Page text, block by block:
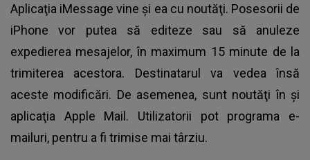
Aplicaţia iMessage vine şi ea cu noutăţi. Posesorii de
iPhone vor putea să editeze sau să anuleze
expedierea mesajelor, în maximum 15 minute de la
trimiterea acestora. Destinatarul va vedea însă
aceste modificări. De asemenea, sunt noutăţi în şi
aplicaţia Apple Mail. Utilizatorii pot programa e-
mailuri, pentru a fi trimise mai târziu.